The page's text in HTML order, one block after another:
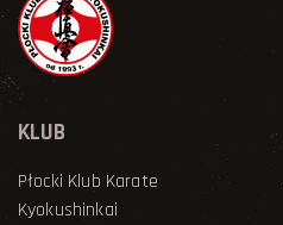
KLUB
Płocki Klub Karate
Kyokushinkai